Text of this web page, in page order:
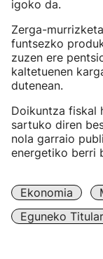
igoko da.
Zerga-
funtsezko
zuzen ere
kaltetuenen
dutenean.
Doikuntza fiskal
sartuko diren
nola garraio
energetiko berri
Ekonomia
Eguneko